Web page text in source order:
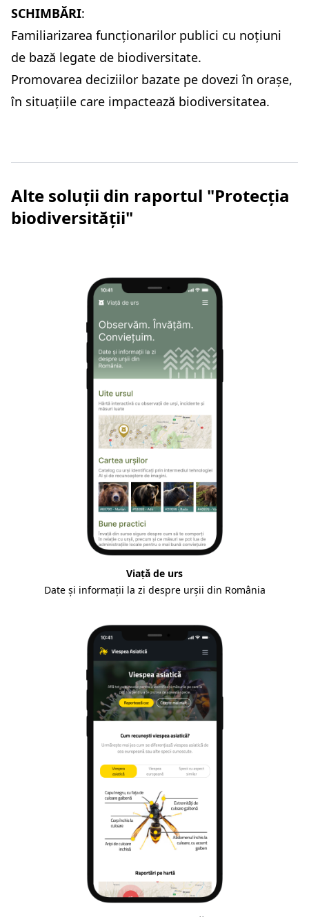
SCHIMBĂRI:
Familiarizarea funcționarilor publici cu noțiuni
de bază legate de biodiversitate.
Promovarea deciziilor bazate pe dovezi în orașe,
în situațiile care impactează biodiversitatea.
Alte soluții din raportul "Protecția
biodiversității"
Viață de urs
Date și informații la zi despre urșii din România